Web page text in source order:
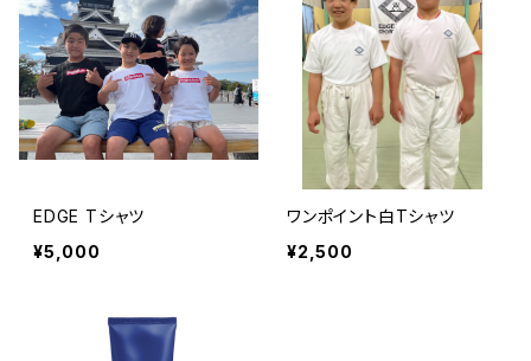
EDGE Tシャツ
¥5,000
ワンポイント白Tシャツ
¥2,500